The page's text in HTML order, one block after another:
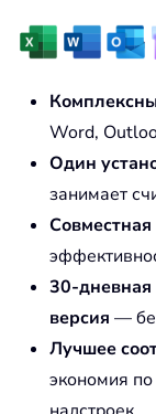
Word,
Один
занимает
Совместная
30-
версия —
Лучшее
экономия